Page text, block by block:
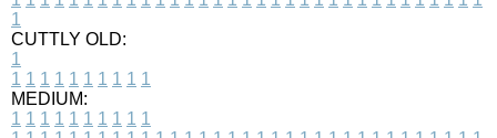
1
CUTTLY OLD:
1
1 1 1 1 1 1 1 1 1 1
MEDIUM:
1 1 1 1 1 1 1 1 1 1